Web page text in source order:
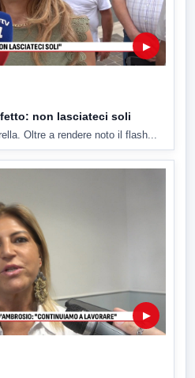
▶
non lasciateci soli
Oltre a rendere noto il flash...
▶